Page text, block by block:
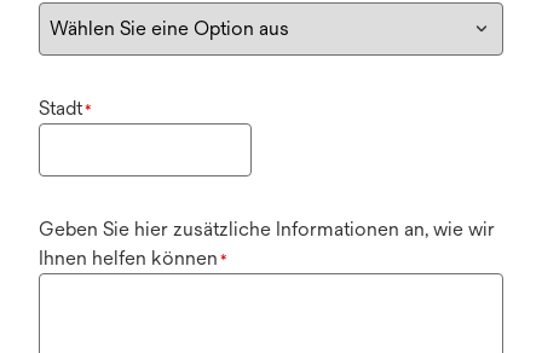
Stadt*
Geben Sie hier zusätzliche Informationen an, wie wir
Ihnen helfen können *